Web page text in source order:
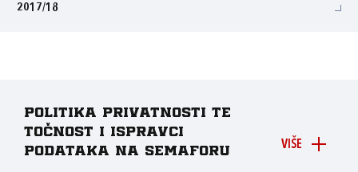
2017/18
VIŠE
Politika privatnosti te
točnost i ispravci
podataka na Semaforu